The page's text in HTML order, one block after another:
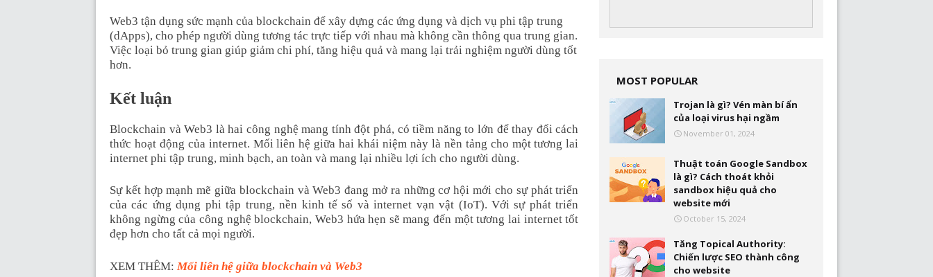
Web3 tận dụng sức mạnh của blockchain để xây dựng các ứng dụng và dịch vụ phi tập trung
(dApps), cho phép người dùng tương tác trực tiếp với nhau mà không cần thông qua trung gian.
Việc loại bỏ trung gian giúp giảm chi phí, tăng hiệu quả và mang lại trải nghiệm người dùng tốt
hơn.
Kết luận
Blockchain và Web3 là hai công nghệ mang tính đột phá, có tiềm năng to lớn để thay đổi cách
thức hoạt động của internet. Mối liên hệ giữa hai khái niệm này là nền tảng cho một tương lai
internet phi tập trung, minh bạch, an toàn và mang lại nhiều lợi ích cho người dùng.
Sự kết hợp mạnh mẽ giữa blockchain và Web3 đang mở ra những cơ hội mới cho sự phát triển
của các ứng dụng phi tập trung, nền kinh tế số và internet vạn vật (IoT). Với sự phát triển
không ngừng của công nghệ blockchain, Web3 hứa hẹn sẽ mang đến một tương lai internet tốt
đẹp hơn cho tất cả mọi người.
XEM THÊM:Mối liên hệ giữa blockchain và Web3
MOST POPULAR
Trojan là gì? Vén màn bí ẩn
của loại virus hại ngầm
November 01, 2024
Thuật toán Google Sandbox
là gì? Cách thoát khỏi
sandbox hiệu quả cho
website mới
October 15, 2024
Tăng Topical Authority:
Chiến lược SEO thành công
cho website